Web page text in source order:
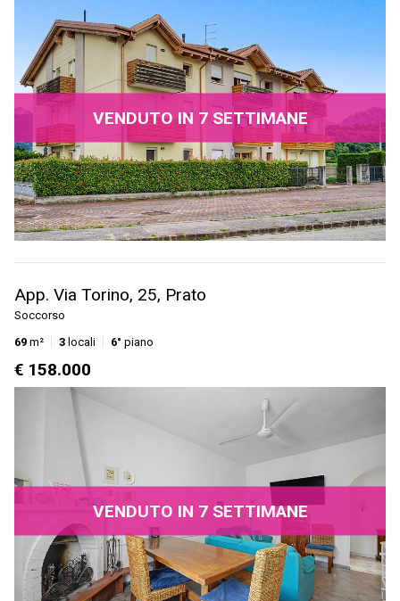
VENDUTO IN 7 SETTIMANE
App. Via Torino, 25, Prato
Soccorso
69 m² 3 locali 6° piano
€ 158.000
VENDUTO IN 7 SETTIMANE